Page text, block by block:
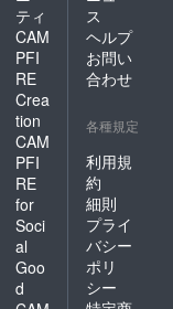
ティ
CAM
PFI
RE
Crea
tion
CAM
PFI
RE
for
Soci
al
Goo
d
ス
ヘルプ
お問い
合わせ
各種規定
利用規
約
細則
プライ
バシー
ポリ
シー